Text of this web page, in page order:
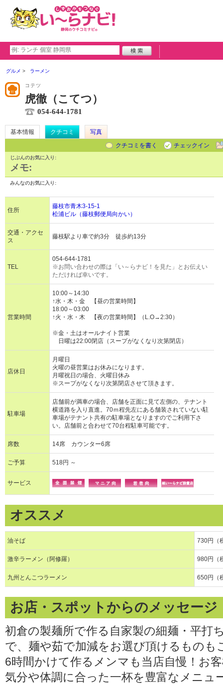
グルメ ラーメン
コテツ
虎徹（こてつ）
054-644-1781
基本情報 クチコミ
写真
クチコミを書く
チェックイン
じぶんのお気に入り:
メモ:
みんなのお気に入り:
住所
藤枝市青木3-15-1
松浦ビル（藤枝郵便局向かい）
交通・アクセ
ス
藤枝駅より車で約3分 徒歩約13分
TEL
054-644-1781
※お問い合わせの際は「い～らナビ！を見た」とお伝えい
ただければ幸いです。
営業時間
10:00～14:30
↑水・木・金 【昼の営業時間】
18:00～03:00
↑火・水・木 【夜の営業時間】（L.O→2:30）
※金・土はオールナイト営業
日曜は22:00閉店（スープがなくなり次第閉店）
店休日
月曜日
火曜の昼営業はお休みになります。
月曜祝日の場合、火曜日休み
※スープがなくなり次第閉店させて頂きます。
駐車場
店舗前が満車の場合、店舗を正面に見て左側の、テナント
横道路を入り直進。70ｍ程先左にある舗装されていない駐
車場がテナント共有の駐車場となりますのでご利用下さ
い。店舗前と合わせて70台程駐車可能です。
席数 14席 カウンター6席
ご予算 518円 ～
サービス
オススメ
油そば 730円（
激辛ラーメン（阿修羅） 980円（
九州とんこつラーメン 650円（
お店・スポットからのメッセージ
初倉の製麺所で作る自家製の細麺・平打
で、麺や茹で加減をお選び頂けるものも
6時間かけて作るメンマも当店自慢！お
気分や体調に合った一杯を豊富なメニュ